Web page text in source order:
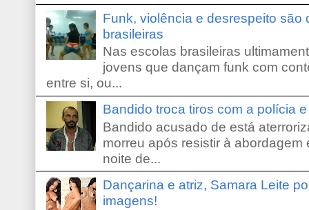
Funk, violência e desrespeito são
brasileiras
Nas escolas brasileiras
jovens que dançam funk com
entre si, ou...
Bandido troca tiros com a polícia
Bandido acusado de está
morreu após resistir à
noite de...
Dançarina e atriz, Samara Leite
imagens!